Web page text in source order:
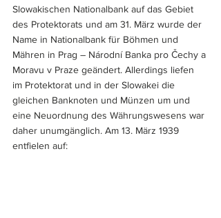
Slowakischen Nationalbank auf das Gebiet
des Protektorats und am 31. März wurde der
Name in Nationalbank für Böhmen und
Mähren in Prag – Národní Banka pro Čechy a
Moravu v Praze geändert. Allerdings liefen
im Protektorat und in der Slowakei die
gleichen Banknoten und Münzen um und
eine Neuordnung des Währungswesens war
daher unumgänglich. Am 13. März 1939
entfielen auf: